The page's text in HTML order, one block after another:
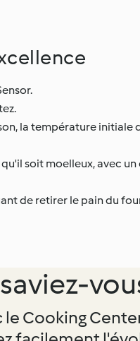
la température initiale
soit moelleux, avec
de retirer le pain du
le Cooking